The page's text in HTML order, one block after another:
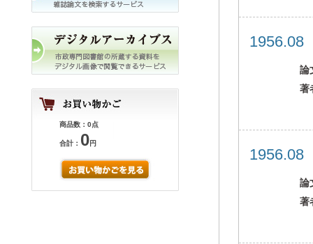
商品数：0点
合計： 0円
論
著
論
著